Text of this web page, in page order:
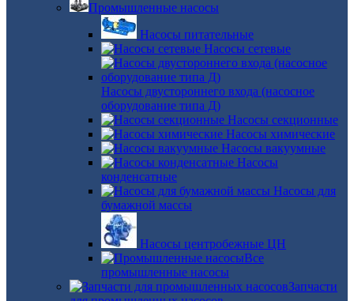
Промышленные насосы
Насосы питательные
Насосы сетевые
Насосы двустороннего входа (насосное
оборудование типа Д)
Насосы секционные
Насосы химические
Насосы вакуумные
Насосы
конденсатные
Насосы для
бумажной массы
Насосы центробежные ЦН
Все
промышленные насосы
Запчасти